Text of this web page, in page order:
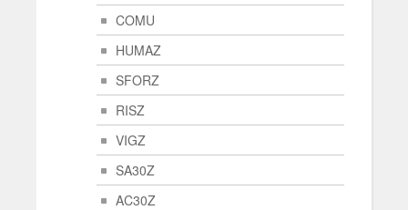
COMU
HUMAZ
SFORZ
RISZ
VIGZ
SA30Z
AC30Z